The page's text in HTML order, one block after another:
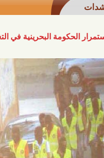
البحرينية في التغليب